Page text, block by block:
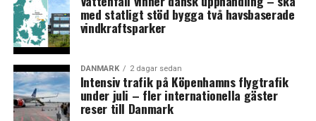
Under torsdagen talade Mette Frederiksen med Trump i
telefon, och hon berättade senare på ett pressmöte att
han inte hade avvisat strafftullar mot danska varor.
Under fredagen höll regeringen möten
folketingsmedlemmar i Udenrigspolitisk Nævn och med
flera chefer för stora danska företag.
med statligt stöd bygga två havsbaserade
vindkraftsparker
DANMARK 2 dagar sedan
Intensiv trafik på Köpenhamns flygtrafik
under juli – fler internationella gäster
reser till Danmark